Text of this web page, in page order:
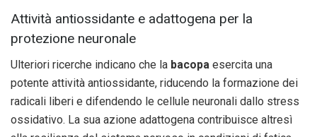
Attività antiossidante e adattogena per la
protezione neuronale
Ulteriori ricerche indicano che la bacopa esercita una
potente attività antiossidante, riducendo la formazione dei
radicali liberi e difendendo le cellule neuronali dallo stress
ossidativo. La sua azione adattogena contribuisce altresì